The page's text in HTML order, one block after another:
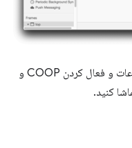
برای آشنایی با نحوه جلوگیری از نشت اطلاعات و فعال کردن COOP و
کنید.